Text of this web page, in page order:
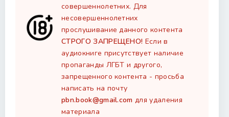
совершеннолетних. Для
несовершеннолетних
прослушивание данного контента
СТРОГО ЗАПРЕЩЕНО! Если в
аудиокниге присутствует наличие
пропаганды ЛГБТ и другого,
запрещенного контента - просьба
написать на почту
pbn.book@gmail.com для удаления
материала